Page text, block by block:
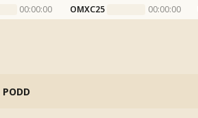
00:00:00 OMXC25 00:00:00
PODD